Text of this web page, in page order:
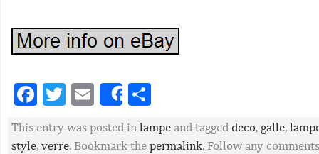
Facebook
Twitter
EmailShare
This entry was posted in lampe and tagged deco, galle,
style, verre. Bookmark the permalink. Follow any